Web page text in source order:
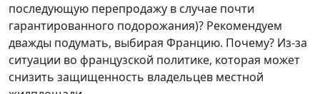
последующую перепродажу в случае почти
гарантированного подорожания)? Рекомендуем
дважды подумать, выбирая Францию. Почему? Из-за
ситуации во французской политике, которая может
снизить защищенность владельцев местной